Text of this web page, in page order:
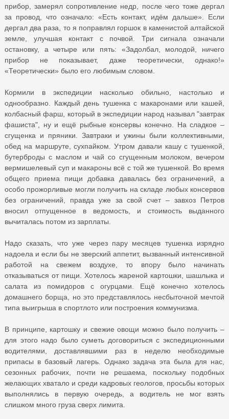
прибор, замерял сопротивление недр, после чего тоже дергал
за провод, что означало: «Есть контакт, идём дальше». Если
дергал два раза, то я поправлял горшок в каменистой алтайской
земле, улучшая контакт с почвой. Три сигнала означали
остановку, а четыре или пять: «Задолбал, молодой, ничего
прибор не показывает, даже теоретически, однако!»
«Теоретически» было его любимым словом.
Кормили в экспедиции насколько обильно, настолько и
однообразно. Каждый день тушенка с макаронами или кашей,
колбасный фарш, который в экспедиции народ называл "завтрак
фашиста", ну и ещё рыбные консервы конечно. На сладкое –
сгущенка и пряники. Завтраки и ужины были коллективными,
обед на маршруте, сухпайком. Утром давали кашу с тушенкой,
бутерброды с маслом и чай со сгущенным молоком, вечером
вермишелевый суп и макароны всё с той же тушенкой. Во время
общего приема пищи добавка давалась без ограничений, а
особо прожорливые могли получить на складе любых консервов
без ограничений, правда уже за свой счет – завхоз Петров
вносил отпущенное в ведомость, и стоимость выданного
вычиталась потом из зарплаты.
Надо сказать, что уже через пару месяцев тушенка изрядно
надоела и если бы не зверский аппетит, вызванный интенсивной
работой на свежем воздухе, то впору было начинать
отказываться от пищи. Хотелось жареной картошки, шашлыка и
салата из помидоров с огурцами. Ещё конечно хотелось
домашнего борща, но это представлялось несбыточной мечтой
типа выигрыша в спортлото или построения коммунизма.
В принципе, картошку и свежие овощи можно было получить –
для этого надо было суметь договориться с экспедиционными
водителями, доставлявшими раз в неделю необходимые
припасы в базовый лагерь. Однако задача эта была для нас,
сезонных рабочих, почти не решаема, поскольку подобных
желающих хватало и среди кадровых геологов, просьбы которых
выполнялись в первую очередь, а водитель не мог взять
слишком много груза сверх лимита.